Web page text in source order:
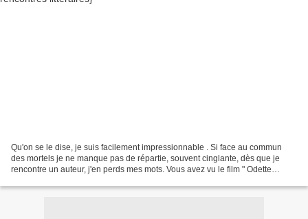
Qu'on se le dise, je suis facilement impressionnable . Si face au commun
des mortels je ne manque pas de répartie, souvent cinglante, dès que je
rencontre un auteur, j'en perds mes mots. Vous avez vu le film " Odette